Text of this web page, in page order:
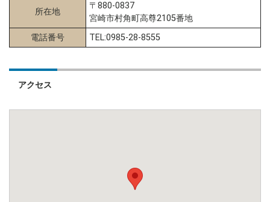
所在地
〒880-0837
宮崎市村角町高尊2105番地
電話番号
TEL:0985-28-8555
アクセス